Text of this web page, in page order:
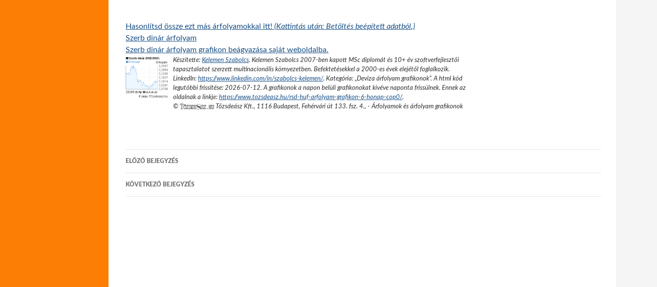
Hasonlítsd össze ezt más árfolyamokkal itt! (Kattintás után: Betöltés beépített adatból.)
Szerb dinár árfolyam
Szerb dinár árfolyam grafikon beágyazása saját weboldalba.
Készítette: Kelemen Szabolcs. Kelemen Szabolcs 2007-ben kapott MSc diplomát és 10+ év szoftverfejlesztői
tapasztalatot szerzett multinacionális környezetben. Befektetésekkel a 2000-es évek elejétől foglalkozik.
LinkedIn: https://www.linkedin.com/in/szabolcs-kelemen/. Kategória: „Deviza árfolyam grafikonok”.A html kód
legutóbbi frissítése: 2026-07-12. A grafikonok a napon belüli grafikonokat kivéve naponta frissülnek. Ennek az
oldalnak a linkje: https://www.tozsdeasz.hu/rsd-huf-arfolyam-grafikon-6-honap-cop0/.
©
Tőzsdeász Kft., 1116 Budapest, Fehérvári út 133. fsz. 4., - Árfolyamok és árfolyam grafikonok
Bejegyzés
navigáció
ELŐZŐ BEJEGYZÉS
KÖVETKEZŐ BEJEGYZÉS